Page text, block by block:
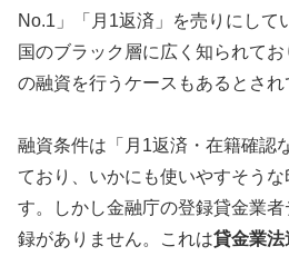
No.1」「月1返済」を売りにして
国のブラック層に広く知られて
の融資を行うケースもあるとされ
融資条件は「月1返済・在籍確認
ており、いかにも使いやすそう
す。しかし金融庁の登録貸金業
録がありません。これは貸金業法